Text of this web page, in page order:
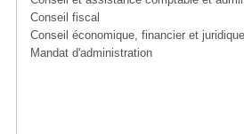
Conseil fiscal
Conseil économique, financier et juridique
Mandat d'administration